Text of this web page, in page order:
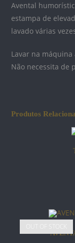
Avental
estampa de
lavado várias
Lavar na
Não necessita de
Produtos